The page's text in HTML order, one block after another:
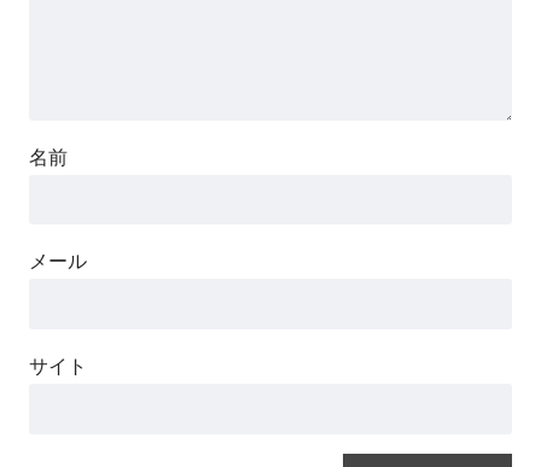
名前
メール
サイト